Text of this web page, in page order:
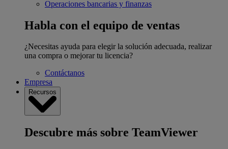
Operaciones bancarias y finanzas
Habla con el equipo de ventas
¿Necesitas ayuda para elegir la solución adecuada, realizar
una compra o mejorar tu licencia?
Contáctanos
Empresa
Recursos
Descubre más sobre TeamViewer